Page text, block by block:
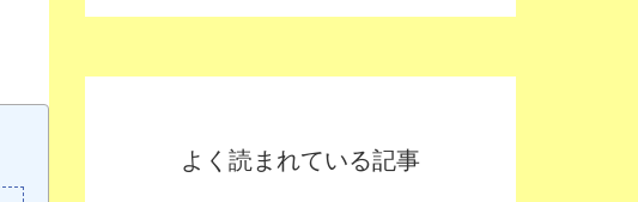
よく読まれている記事